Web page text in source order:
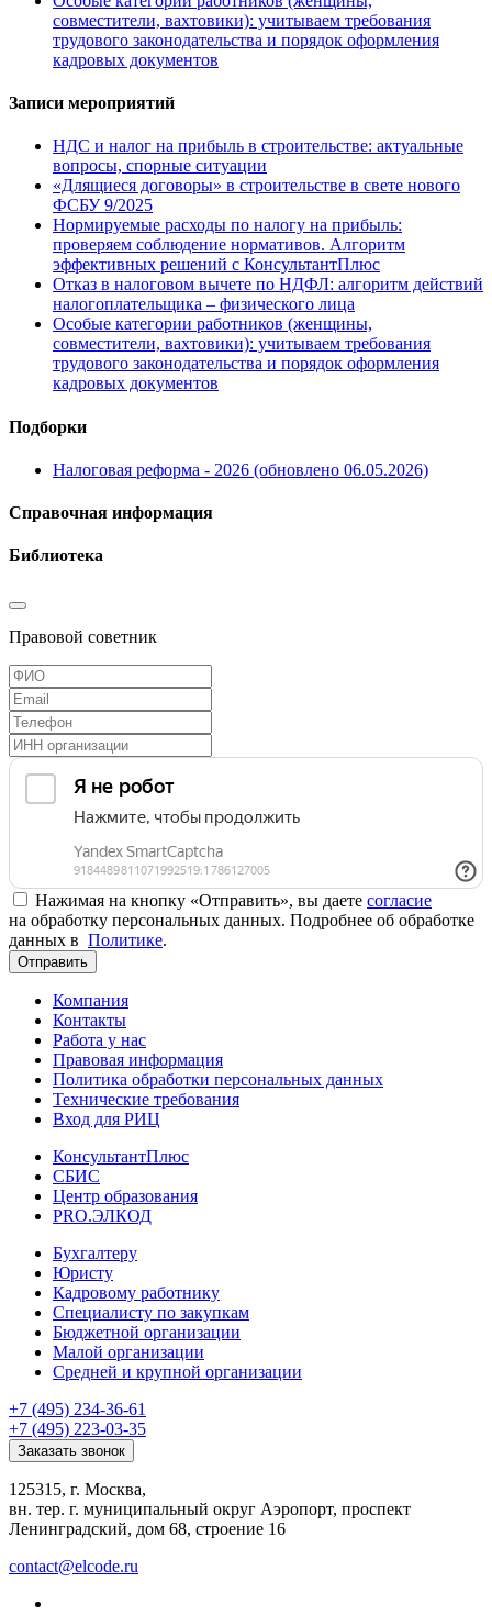
совместители, вахтовики): учитываем требования
трудового законодательства и порядок оформления
кадровых документов
Записи мероприятий
НДС и налог на прибыль в строительстве: актуальные
вопросы, спорные ситуации
«Длящиеся договоры» в строительстве в свете нового
ФСБУ 9/2025
Нормируемые расходы по налогу на прибыль:
проверяем соблюдение нормативов. Алгоритм
эффективных решений с КонсультантПлюс
Отказ в налоговом вычете по НДФЛ: алгоритм действий
налогоплательщика – физического лица
Особые категории работников (женщины,
совместители, вахтовики): учитываем требования
трудового законодательства и порядок оформления
кадровых документов
Подборки
Налоговая реформа - 2026 (обновлено 06.05.2026)
Справочная информация
Библиотека
Правовой советник
Нажимая на кнопку «Отправить», вы даете согласие
на обработку персональных данных. Подробнее об обработке
данных в Политике.
Отправить
Компания
Контакты
Работа у нас
Правовая информация
Политика обработки персональных данных
Технические требования
Вход для РИЦ
КонсультантПлюс
СБИС
Центр образования
PRO.ЭЛКОД
Бухгалтеру
Юристу
Кадровому работнику
Специалисту по закупкам
Бюджетной организации
Малой организации
Средней и крупной организации
+7 (495) 234-36-61
+7 (495) 223-03-35
Заказать звонок
125315, г. Москва,
вн. тер. г. муниципальный округ Аэропорт, проспект
Ленинградский, дом 68, строение 16
contact@elcode.ru